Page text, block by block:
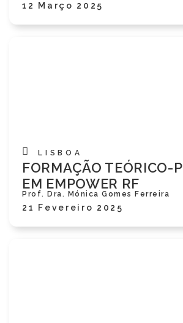
12 Março 2025
LISBOA
FORMAÇÃO TEÓRICO-
EM EMPOWER RF
Prof. Dra. Mónica Gomes Ferreira
21 Fevereiro 2025